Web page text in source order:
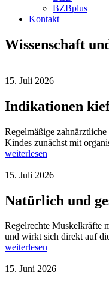
BZBplus
Kontakt
Wissenschaft
15. Juli 2026
Indikationen
Regelmäßige
Kindes zunächst mit
weiterlesen
15. Juli 2026
Natürlich und
Regelrechte Muskelkräfte
und wirkt sich direkt auf
weiterlesen
15. Juni 2026